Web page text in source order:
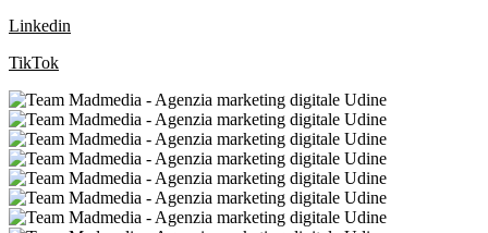
Linkedin
TikTok